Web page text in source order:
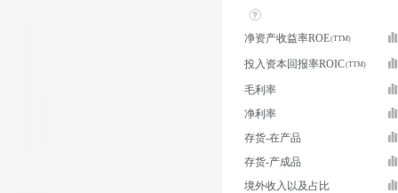
净资产收益率ROE
投入资本回报率ROIC
毛利率
净利率
存货-在产品
存货-产成品
境外收入以及占比